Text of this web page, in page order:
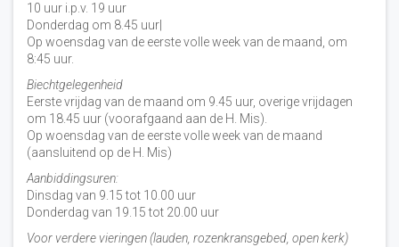
10 uur i.p.v. 19 uur
Donderdag om 8.45 uur|
Op woensdag van de eerste volle week van de maand, om
8:45 uur.
Biechtgelegenheid
Eerste vrijdag van de maand om 9.45 uur, overige vrijdagen
om 18.45 uur (voorafgaand aan de H. Mis).
Op woensdag van de eerste volle week van de maand
(aansluitend op de H. Mis)
Aanbiddingsuren:
Dinsdag van 9.15 tot 10.00 uur
Donderdag van 19.15 tot 20.00 uur
Voor verdere vieringen (lauden, rozenkransgebed, open kerk)